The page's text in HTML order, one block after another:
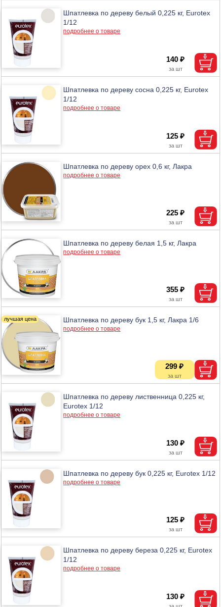
Шпатлевка по дереву белый 0,225 кг, Eurotex
1/12
подробнее о товаре
140 ₽
Шпатлевка по дереву сосна 0,225 кг, Eurotex
1/12
подробнее о товаре
125 ₽
Шпатлевка по дереву орех 0,6 кг, Лакра
подробнее о товаре
225 ₽
Шпатлевка по дереву белая 1,5 кг, Лакра
подробнее о товаре
355 ₽
Шпатлевка по дереву бук 1,5 кг, Лакра 1/6
подробнее о товаре
299 ₽
Шпатлевка по дереву лиственница 0,225 кг,
Eurotex 1/12
подробнее о товаре
130 ₽
Шпатлевка по дереву бук 0,225 кг, Eurotex 1/12
подробнее о товаре
125 ₽
Шпатлевка по дереву береза 0,225 кг, Eurotex
1/12
подробнее о товаре
130 ₽